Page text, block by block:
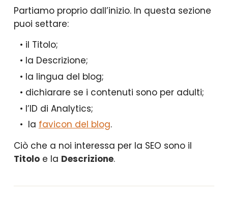
Partiamo proprio dall’inizio. In questa sezione
puoi settare:
il Titolo;
la Descrizione;
la lingua del blog;
dichiarare se i contenuti sono per adulti;
l’ID di Analytics;
la favicon del blog.
Ciò che a noi interessa per la SEO sono il
Titoloe la Descrizione.